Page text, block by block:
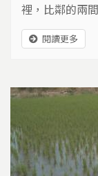
裡，比鄰的兩
們的故事，宛
來一探究竟。
閱讀更多